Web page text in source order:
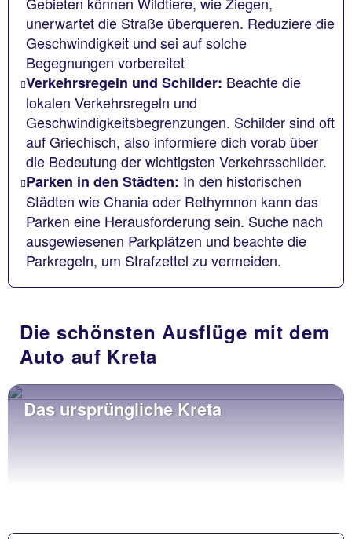
unerwartet die Straße überqueren. Reduziere die
Geschwindigkeit und sei auf solche
Begegnungen vorbereitet
Verkehrsregeln und Schilder: Beachte die
lokalen Verkehrsregeln und
Geschwindigkeitsbegrenzungen. Schilder sind oft
auf Griechisch, also informiere dich vorab über
die Bedeutung der wichtigsten Verkehrsschilder.
Parken in den Städten: In den historischen
Städten wie Chania oder Rethymnon kann das
Parken eine Herausforderung sein. Suche nach
ausgewiesenen Parkplätzen und beachte die
Parkregeln, um Strafzettel zu vermeiden.
Die schönsten Ausflüge mit dem
Auto auf Kreta
Das ursprüngliche Kreta